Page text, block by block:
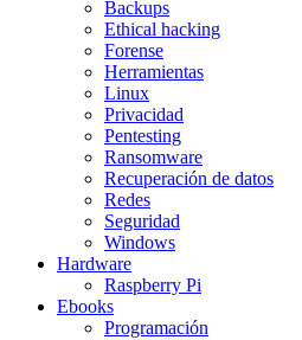
Backups
Ethical hacking
Forense
Herramientas
Linux
Privacidad
Pentesting
Ransomware
Recuperación de datos
Redes
Seguridad
Windows
Hardware
Raspberry Pi
Ebooks
Programación